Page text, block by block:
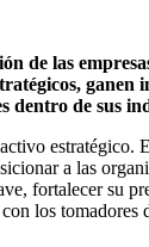
de las
ganen
dentro de sus
estratégico.
a las
fortalecer su
los tomadores